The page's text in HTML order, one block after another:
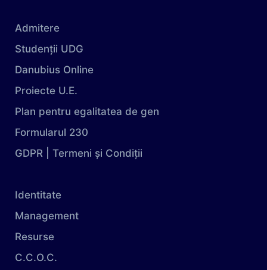
Admitere
Studenții UDG
Danubius Online
Proiecte U.E.
Plan pentru egalitatea de gen
Formularul 230
GDPR | Termeni și Condiții
Identitate
Management
Resurse
C.C.O.C.